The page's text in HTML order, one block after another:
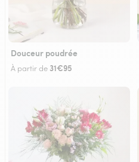
Douceur poudrée
À partir de 31€95